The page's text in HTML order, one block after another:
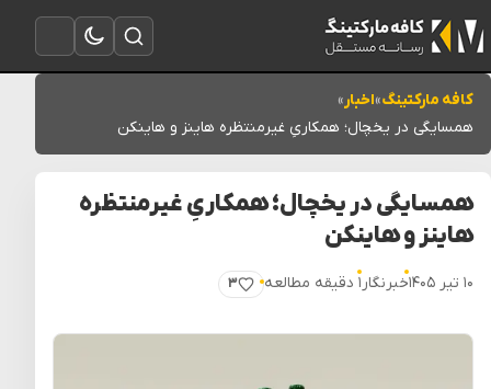
باز کردن منو
تغییر به حالت تاریک
باز کردن جستجو
کافه مارکتینگ»اخبار»
همسایگی در یخچال؛ همکاریِ غیرمنتظره هاینز و هاینکن
همسایگی در یخچال؛ همکاریِ غیرمنتظره
هاینز و هاینکن
۱۰ تیر ۱۴۰۵ خبرنگار۱ دقیقه مطالعه ۳
پسندیدن